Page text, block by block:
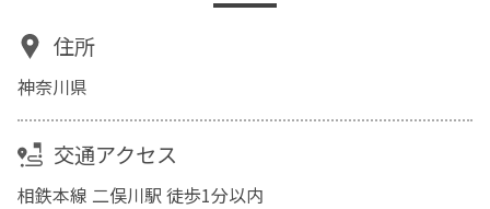
住所
神奈川県
交通アクセス
相鉄本線 二俣川駅 徒歩1分以内